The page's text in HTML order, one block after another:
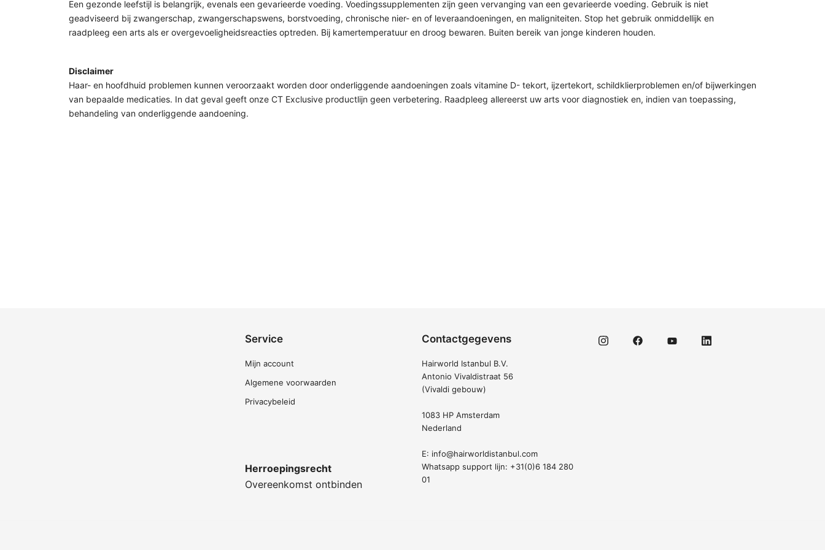
Een gezonde leefstijl is belangrijk, evenals een gevarieerde voeding. Voedingssupplementen zijn geen vervanging van een gevarieerde voeding. Gebruik is niet
geadviseerd bij zwangerschap, zwangerschapswens, borstvoeding, chronische nier- en of leveraandoeningen, en maligniteiten. Stop het gebruik onmiddellijk en
raadpleeg een arts als er overgevoeligheidsreacties optreden. Bij kamertemperatuur en droog bewaren. Buiten bereik van jonge kinderen houden.
Disclaimer
Haar- en hoofdhuid problemen kunnen veroorzaakt worden door onderliggende aandoeningen zoals vitamine D- tekort, ijzertekort, schildklierproblemen en/of bijwerkingen
van bepaalde medicaties. In dat geval geeft onze CT Exclusive productlijn geen verbetering. Raadpleeg allereerst uw arts voor diagnostiek en, indien van toepassing,
behandeling van onderliggende aandoening.
Service
Mijn account
Algemene voorwaarden
Privacybeleid
Herroepingsrecht
Overeenkomst ontbinden
Contactgegevens
Hairworld Istanbul B.V.
Antonio Vivaldistraat 56
(Vivaldi gebouw)
1083 HP Amsterdam
Nederland
E: info@hairworldistanbul.com
Whatsapp support lijn: +31(0)6 184 280
01